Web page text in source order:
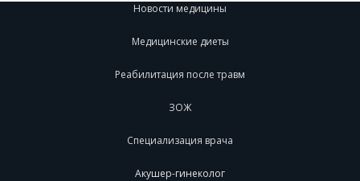
Новости медицины
Медицинские диеты
Реабилитация после травм
ЗОЖ
Специализация врача
Акушер-гинеколог